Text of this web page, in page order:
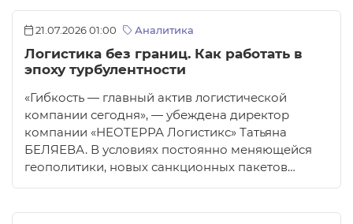
21.07.2026 01:00 Аналитика
Логистика без границ. Как работать в
эпоху турбулентности
«Гибкость — главный актив логистической
компании сегодня», — убеждена директор
компании «НEOTEРРА Логистикс» Татьяна
БЕЛЯЕВА. В условиях постоянно меняющейся
геополитики, новых санкционных пакетов…